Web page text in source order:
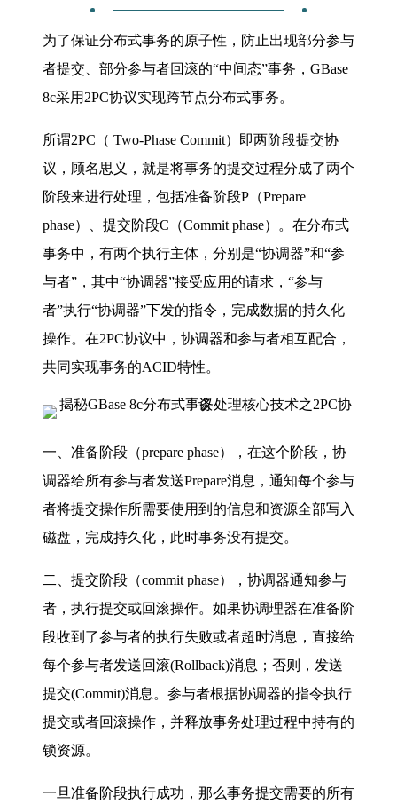
为了保证分布式事务的原子性，防止出现部分参与
者提交、部分参与者回滚的“中间态”事务，GBase
8c采用2PC协议实现跨节点分布式事务。
所谓2PC（ Two-Phase Commit）即两阶段提交协
议，顾名思义，就是将事务的提交过程分成了两个
阶段来进行处理，包括准备阶段P（Prepare
phase）、提交阶段C（Commit phase）。在分布式
事务中，有两个执行主体，分别是“协调器”和“参
与者”，其中“协调器”接受应用的请求，“参与
者”执行“协调器”下发的指令，完成数据的持久化
操作。在2PC协议中，协调器和参与者相互配合，
共同实现事务的ACID特性。
一、准备阶段（prepare phase），在这个阶段，协
调器给所有参与者发送Prepare消息，通知每个参与
者将提交操作所需要使用到的信息和资源全部写入
磁盘，完成持久化，此时事务没有提交。
二、提交阶段（commit phase），协调器通知参与
者，执行提交或回滚操作。如果协调理器在准备阶
段收到了参与者的执行失败或者超时消息，直接给
每个参与者发送回滚(Rollback)消息；否则，发送
提交(Commit)消息。参与者根据协调器的指令执行
提交或者回滚操作，并释放事务处理过程中持有的
锁资源。
一旦准备阶段执行成功，那么事务提交需要的所有